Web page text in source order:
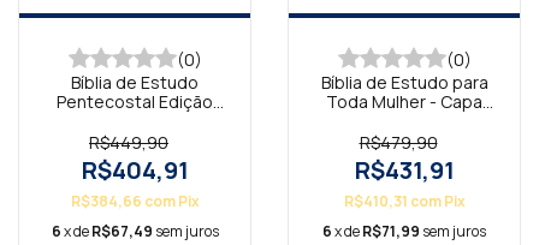
(0)
Bíblia de Estudo
Pentecostal Edição
R$449,90
R$404,91
R$384,66 com Pix
6x deR$67,49 sem juros
(0)
Bíblia de Estudo para
Toda Mulher - Capa
R$479,90
R$431,91
R$410,31 com Pix
6x deR$71,99 sem juros